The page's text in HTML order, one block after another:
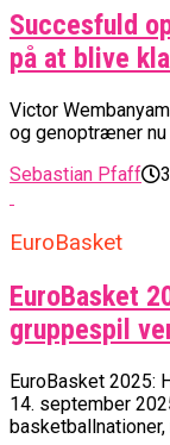
Succesfuld
på at blive
Victor
og genoptræner
Sebastian Pfaff
EuroBasket
EuroBasket
gruppespil
EuroBasket 2025:
14. september